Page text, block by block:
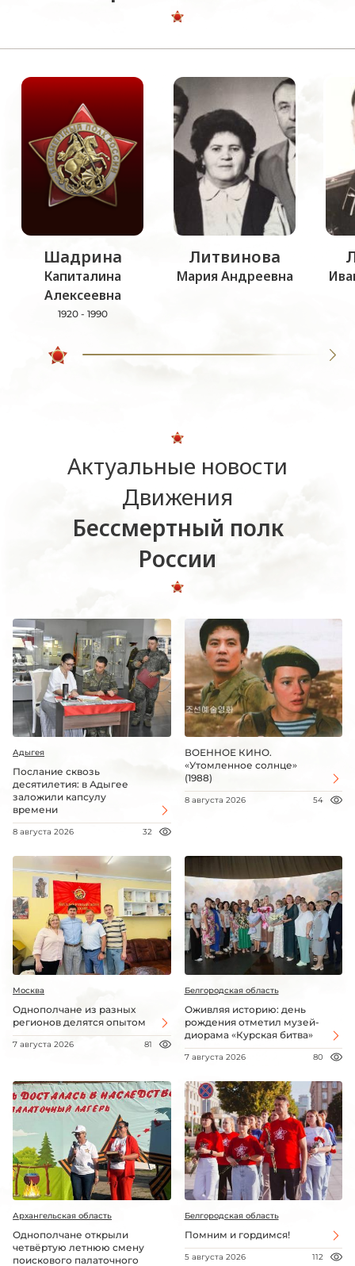
Шадрина
Капиталина
Алексеевна
1920 - 1990
Литвинова
Мария Андреевна
Актуальные новости
Движения
Бессмертный полк
России
Адыгея
Послание сквозь
десятилетия: в Адыгее
заложили капсулу
времени
8 августа 2026 32
ВОЕННОЕ КИНО.
«Утомленное солнце»
(1988)
8 августа 2026 54
Москва
Однополчане из разных
регионов делятся опытом
7 августа 2026 81
Белгородская область
Оживляя историю: день
рождения отметил музей-
диорама «Курская битва»
7 августа 2026 80
Архангельская область
Однополчане открыли
четвёртую летнюю смену
поискового палаточного
Белгородская область
Помним и гордимся!
5 августа 2026 112